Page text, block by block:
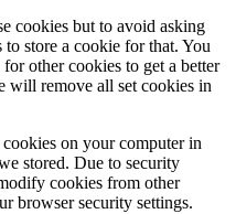
cookies but to avoid asking
store a cookie for that. You
other cookies to get a better
will remove all set cookies in
on your computer in
stored. Due to security
cookies from other
browser security settings.